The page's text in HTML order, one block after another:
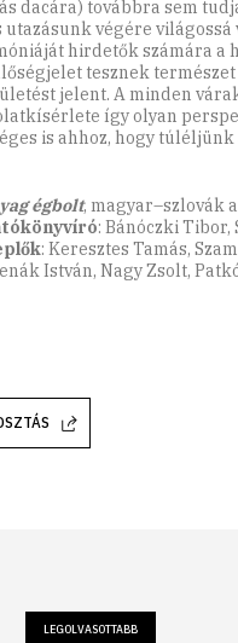
dacára) továbbra sem
utazásunk végére
hirdetők számára a
tesznek
jelent. A minden
így olyan
is ahhoz, hogy
égbolt, magyar–szlovák
: Bánóczki Tibor,
: Keresztes Tamás,
István, Nagy Zsolt,
LEGOLVASOTTABB